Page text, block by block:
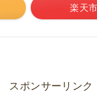
楽天
スポンサーリンク